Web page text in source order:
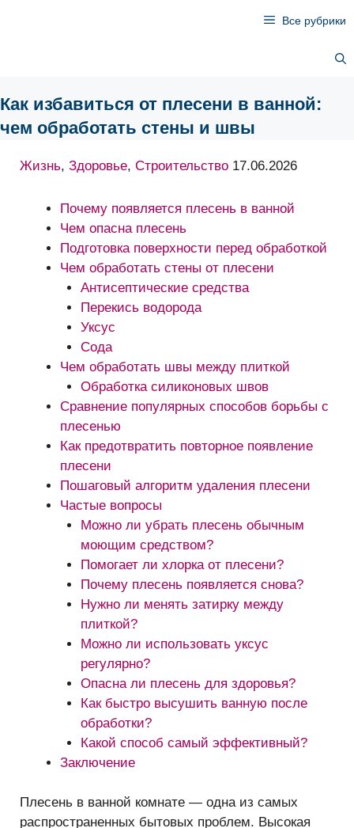
Все рубрики
Как избавиться от плесени в ванной:
чем обработать стены и швы
Жизнь, Здоровье, Строительство 17.06.2026
Почему появляется плесень в ванной
Чем опасна плесень
Подготовка поверхности перед обработкой
Чем обработать стены от плесени
Антисептические средства
Перекись водорода
Уксус
Сода
Чем обработать швы между плиткой
Обработка силиконовых швов
Сравнение популярных способов борьбы с
плесенью
Как предотвратить повторное появление
плесени
Пошаговый алгоритм удаления плесени
Частые вопросы
Можно ли убрать плесень обычным
моющим средством?
Помогает ли хлорка от плесени?
Почему плесень появляется снова?
Нужно ли менять затирку между
плиткой?
Можно ли использовать уксус
регулярно?
Опасна ли плесень для здоровья?
Как быстро высушить ванную после
обработки?
Какой способ самый эффективный?
Заключение
Плесень в ванной комнате — одна из самых
распространенных бытовых проблем. Высокая